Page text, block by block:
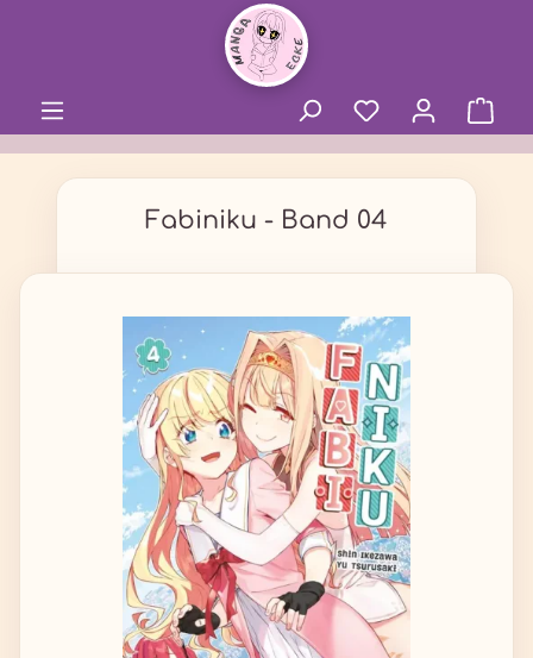
Fabiniku - Band 04
Bildergalerie überspringen